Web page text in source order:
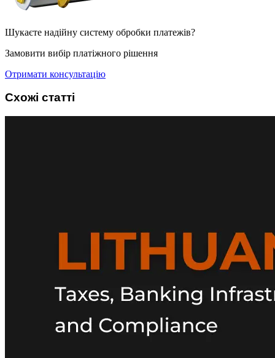
Шукаєте надійну систему обробки платежів?
Замовити вибір платіжного рішення
Отримати консультацію
Схожі статті